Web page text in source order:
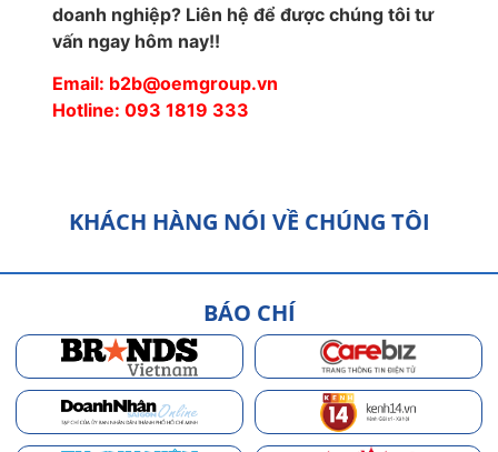
doanh nghiệp? Liên hệ để được chúng tôi tư
vấn ngay hôm nay!!
Email: b2b@oemgroup.vn
Hotline: 093 1819 333
KHÁCH HÀNG NÓI VỀ CHÚNG TÔI
BÁO CHÍ